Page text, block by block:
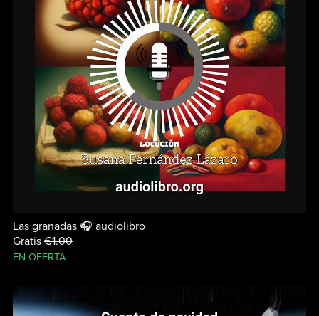
Las granadas 🎧 audiolibro
Gratis €1.00
EN OFERTA